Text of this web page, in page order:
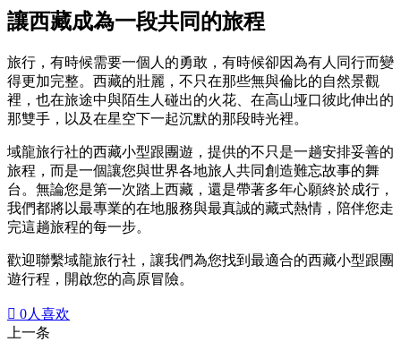
讓西藏成為一段共同的旅程
旅行，有時候需要一個人的勇敢，有時候卻因為有人同行而變
得更加完整。西藏的壯麗，不只在那些無與倫比的自然景觀
裡，也在旅途中與陌生人碰出的火花、在高山垭口彼此伸出的
那雙手，以及在星空下一起沉默的那段時光裡。
域龍旅行社的西藏小型跟團遊，提供的不只是一趟安排妥善的
旅程，而是一個讓您與世界各地旅人共同創造難忘故事的舞
台。無論您是第一次踏上西藏，還是帶著多年心願終於成行，
我們都將以最專業的在地服務與最真誠的藏式熱情，陪伴您走
完這趟旅程的每一步。
歡迎聯繫域龍旅行社，讓我們為您找到最適合的西藏小型跟團
遊行程，開啟您的高原冒險。
 0人喜欢
上一条